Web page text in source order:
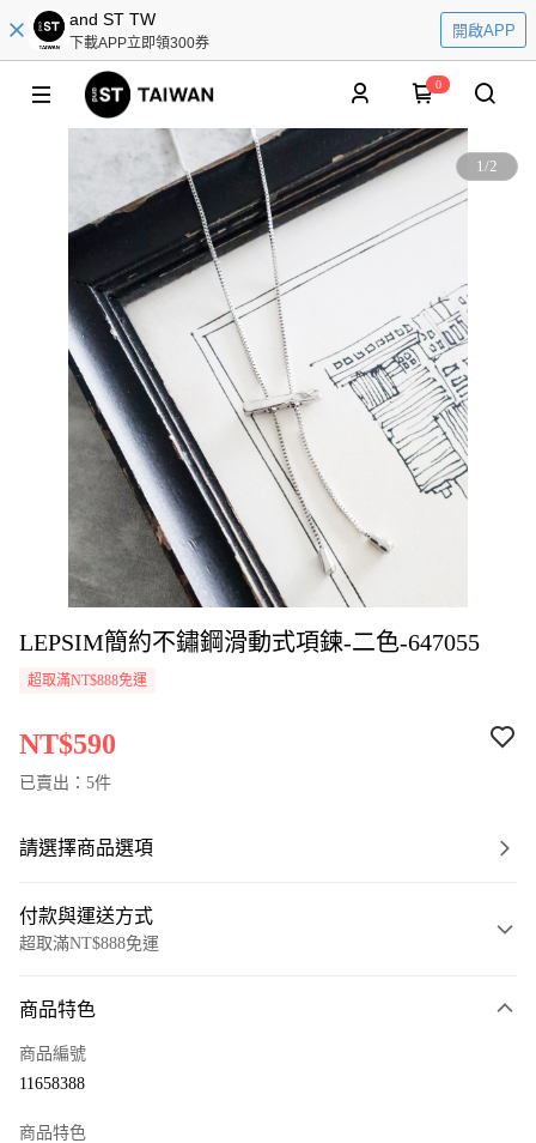
and ST TW
下載APP立即領300券
開啟APP
0
1/2
LEPSIM簡約不鏽鋼滑動式項鍊-二色-647055
超取滿NT$888免運
NT$590
已賣出：5件
請選擇商品選項
付款與運送方式
超取滿NT$888免運
信用卡一次付款
商品特色
商品編號
11658388
商品特色